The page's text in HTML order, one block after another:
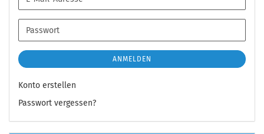
Mail-
Adresse
Passwort
ANMELDEN
Konto erstellen
Passwort vergessen?